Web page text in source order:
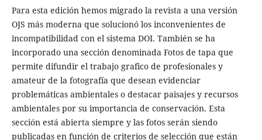
Para esta edición hemos migrado la revista a una versión
OJS más moderna que solucionó los inconvenientes de
incompatibilidad con el sistema DOI. También se ha
incorporado una sección denominada Fotos de tapa que
permite difundir el trabajo grafico de profesionales y
amateur de la fotografía que desean evidenciar
problemáticas ambientales o destacar paisajes y recursos
ambientales por su importancia de conservación. Esta
sección está abierta siempre y las fotos serán siendo
publicadas en función de criterios de selección que están